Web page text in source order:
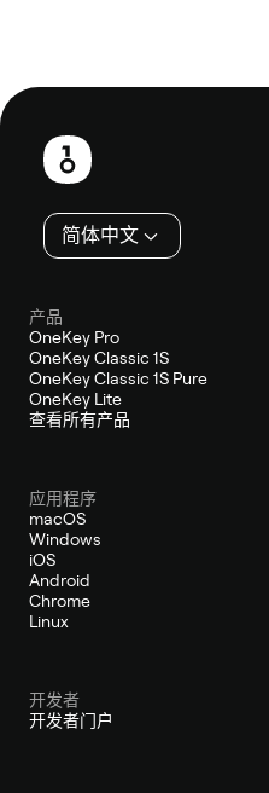
页
简体中文
产品
OneKey Pro
OneKey Classic 1S
OneKey Classic 1S Pure
OneKey Lite
查看所有产品
应用程序
macOS
Windows
iOS
Android
Chrome
Linux
开发者
开发者门户